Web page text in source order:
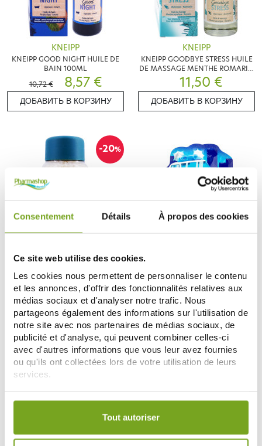
Consentement Détails À propos des cookies
Ce site web utilise des cookies.
Les cookies nous permettent de personnaliser le contenu
et les annonces, d'offrir des fonctionnalités relatives aux
médias sociaux et d'analyser notre trafic. Nous
partageons également des informations sur l'utilisation de
notre site avec nos partenaires de médias sociaux, de
publicité et d'analyse, qui peuvent combiner celles-ci
avec d'autres informations que vous leur avez fournies
ou qu'ils ont collectées lors de votre utilisation de leurs
services.
Votre choix de consentement est conservé pendant une
Tout autoriser
KNEIPP
KNEIPP GOOD NIGHT HUILE DE
BAIN 100ML
10,72 €
8,57 €
ДОБАВИТЬ В КОРЗИНУ
KNEIPP
KNEIPP GOODBYE STRESS HUILE
DE MASSAGE MENTHE ROMARIN
100ML
11,50 €
ДОБАВИТЬ В КОРЗИНУ
-20%
KNEIPP
LES PIEDS AU CALENDULA 600G
11,86 €
9,49 €
СООБЩИТЕ МНЕ
MOUSSANT MYRTILLE 40ML
1,30 €
ДОБАВИТЬ В КОРЗИНУ
-20
Zéro
gaspi